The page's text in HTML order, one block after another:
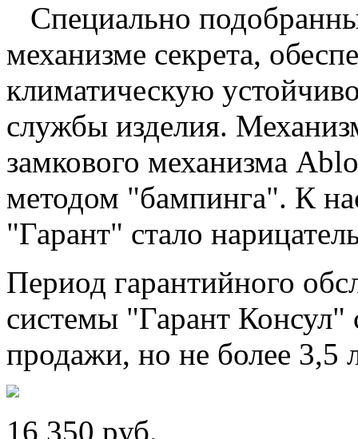
Специально
механизме секрета,
климатическую
службы изделия.
замкового механизма
методом "бампинга". К
"Гарант" стало
Период гарантийного
системы "Гарант Консул"
продажи, но не более 3,5
16 350 pуб.